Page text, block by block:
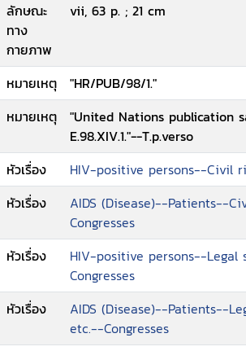
ลักษณะ
ทาง
กายภาพ
vii, 63 p. ; 21 cm
หมายเหตุ
"HR/PUB/98/1."
หมายเหตุ
"United Nations publication
E.98.XIV.1."--T.p.verso
หัวเรื่อง
HIV-positive persons--Civil
หัวเรื่อง
AIDS (Disease)--Patients--
Congresses
หัวเรื่อง
HIV-positive persons--Legal
Congresses
หัวเรื่อง
AIDS (Disease)--Patients--
etc.--Congresses